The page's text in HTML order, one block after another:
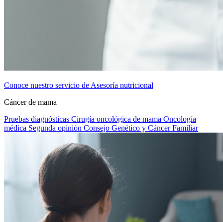
Conoce nuestro servicio de Asesoría nutricional
Cáncer de mama
Pruebas diagnósticas Cirugía oncológica de mama Oncología
médica Segunda opinión Consejo Genético y Cáncer Familiar